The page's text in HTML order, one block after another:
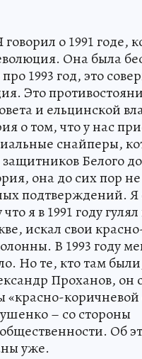
о 1991 годе,
Она была
1993 год, это
Это
и ельцинской
о том, что у нас
снайперы,
защитников Белого
она до сих пор
подтверждений. Я
я в 1991 году
искал свои
В 1993 году
Но те, кто там
Проханов, он
«красно-коричневой
– со стороны
Об
уже.